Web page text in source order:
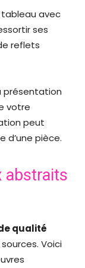
tableau avec
ses
reflets
présentation
votre
peut
d’une pièce.
abstraits
qualité
Voici